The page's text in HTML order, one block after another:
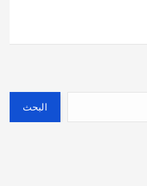
البحث